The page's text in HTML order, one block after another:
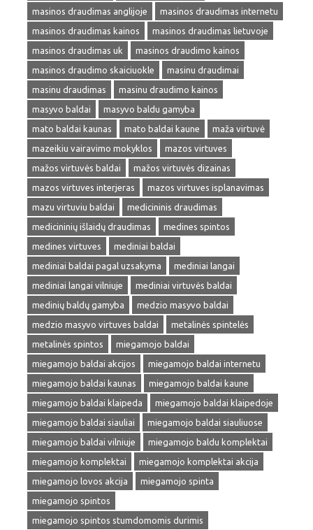
masinos draudimas anglijoje
masinos draudimas internetu
masinos draudimas kainos
masinos draudimas lietuvoje
masinos draudimas uk
masinos draudimo kainos
masinos draudimo skaiciuokle
masinu draudimai
masinu draudimas
masinu draudimo kainos
masyvo baldai
masyvo baldu gamyba
mato baldai kaunas
mato baldai kaune
maža virtuvė
mazeikiu vairavimo mokyklos
mazos virtuves
mažos virtuvės baldai
mažos virtuvės dizainas
mazos virtuves interjeras
mazos virtuves isplanavimas
mazu virtuviu baldai
medicininis draudimas
medicininių išlaidų draudimas
medines spintos
medines virtuves
mediniai baldai
mediniai baldai pagal uzsakyma
mediniai langai
mediniai langai vilniuje
mediniai virtuvės baldai
medinių baldų gamyba
medzio masyvo baldai
medzio masyvo virtuves baldai
metalinės spintelės
metalinės spintos
miegamojo baldai
miegamojo baldai akcijos
miegamojo baldai internetu
miegamojo baldai kaunas
miegamojo baldai kaune
miegamojo baldai klaipeda
miegamojo baldai klaipedoje
miegamojo baldai siauliai
miegamojo baldai siauliuose
miegamojo baldai vilniuje
miegamojo baldu komplektai
miegamojo komplektai
miegamojo komplektai akcija
miegamojo lovos akcija
miegamojo spinta
miegamojo spintos
miegamojo spintos stumdomomis durimis